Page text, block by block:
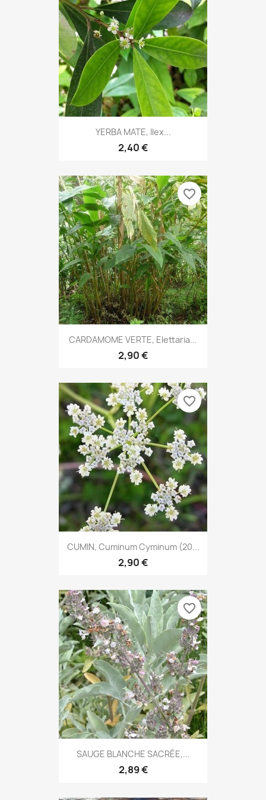
YERBA MATE, Ilex...
2,40 €
CARDAMOME VERTE, Elettaria...
2,90 €
favorite_border
CUMIN, Cuminum Cyminum (20...
2,90 €
favorite_border
SAUGE BLANCHE SACRÉE,...
2,89 €
favorite_border